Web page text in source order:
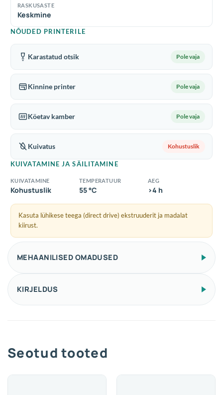
RASKUSASTE
Keskmine
NÕUDED PRINTERILE
Karastatud otsik Pole vaja
Kinnine printer Pole vaja
Köetav kamber Pole vaja
Kuivatus Kohustuslik
KUIVATAMINE JA SÄILITAMINE
KUIVATAMINE
Kohustuslik
TEMPERATUUR
55 °C
AEG
>4 h
Kasuta lühikese teega (direct drive) ekstruuderit ja madalat
kiirust.
MEHAANILISED OMADUSED
KIRJELDUS
Seotud tooted